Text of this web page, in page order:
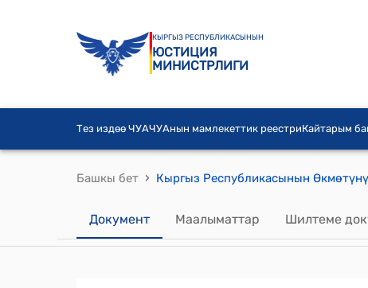
КЫРГЫЗ РЕСПУБЛИКАСЫНЫН
ЮСТИЦИЯ
МИНИСТРЛИГИ
Тез издөө ЧУАЧУАнын мамлекеттик реестриКайтарым
Башкы бет ›
Документ Маалыматтар Шилтеме